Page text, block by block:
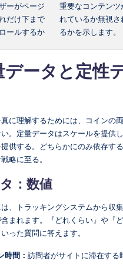
ーがページ
だけ下まで
ールするか
重要なコンテンツ
れているか無視さ
るかを示します。
データと定性
に理解するためには、コインの
。定量データはスケールを提供
供する。どちらかにのみ依存す
略に至る。
：数値
、トラッキングシステムから収
まれます。『どれくらい』や『
った質問に答えます。
時間： 訪問者がサイトに滞在する